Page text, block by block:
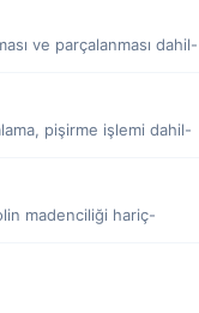
ve parçalanması dahil-
pişirme işlemi dahil-
madenciliği hariç-